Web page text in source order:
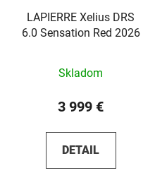
LAPIERRE Xelius DRS
6.0 Sensation Red 2026
Skladom
3 999 €
DETAIL